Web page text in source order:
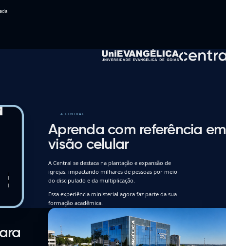
A CENTRAL
Aprenda com referência em
visão celular
A Central se destaca na plantação e expansão de
igrejas, impactando milhares de pessoas por meio
do discipulado e da multiplicação.
Essa experiência ministerial agora faz parte da sua
formação acadêmica.